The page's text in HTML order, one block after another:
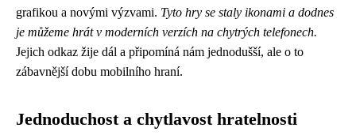
grafikou a novými výzvami. Tyto hry se staly ikonami a dodnes
je můžeme hrát v moderních verzích na chytrých telefonech.
Jejich odkaz žije dál a připomíná nám jednodušší, ale o to
zábavnější dobu mobilního hraní.
Jednoduchost a chytlavost hratelnosti